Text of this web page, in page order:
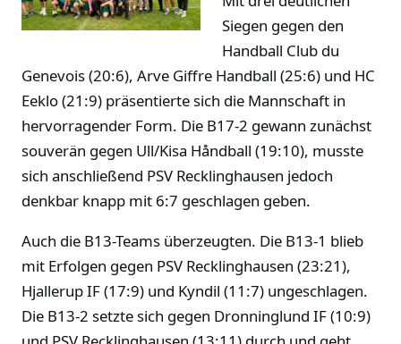
Siegen gegen den
Handball Club du
Genevois (20:6), Arve Giffre Handball (25:6) und HC
Eeklo (21:9) präsentierte sich die Mannschaft in
hervorragender Form. Die B17-2 gewann zunächst
souverän gegen Ull/Kisa Håndball (19:10), musste
sich anschließend PSV Recklinghausen jedoch
denkbar knapp mit 6:7 geschlagen geben.
Auch die B13-Teams überzeugten. Die B13-1 blieb
mit Erfolgen gegen PSV Recklinghausen (23:21),
Hjallerup IF (17:9) und Kyndil (11:7) ungeschlagen.
Die B13-2 setzte sich gegen Dronninglund IF (10:9)